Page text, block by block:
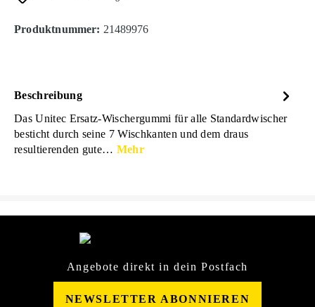
Produktnummer: 21489976
Beschreibung
Das Unitec Ersatz-Wischergummi für alle Standardwischer
besticht durch seine 7 Wischkanten und dem draus
resultierenden gute… Mehr
Angebote direkt in dein Postfach
NEWSLETTER ABONNIEREN